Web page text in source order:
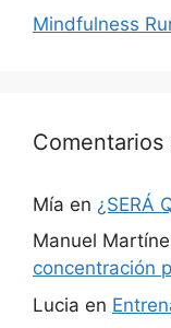
Mindfulness
Mía en ¿SERÁ
Manuel
concentración
Lucia en